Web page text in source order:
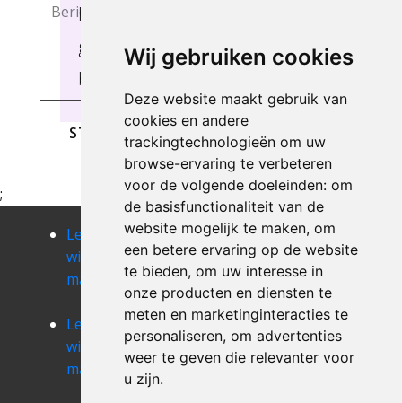
Wij gebruiken cookies
Deze website maakt gebruik van
cookies en andere
trackingtechnologieën om uw
browse-ervaring te verbeteren
voor de volgende doeleinden: om
de basisfunctionaliteit van de
website mogelijk te maken, om
een betere ervaring op de website
te bieden, om uw interesse in
onze producten en diensten te
meten en marketinginteracties te
personaliseren, om advertenties
weer te geven die relevanter voor
u zijn.
luisteren en u de meest
geschikte ondersteuning te
bieden, Bellingen.
STUREN
;
Leegmaken
winkel of
magazij berg
Leegmaken
winkel of
magazij
bertem
Leegmaken
winkel of
magazij
betekom
Leegmaken
winkel of
magazij bever
Leegmaken
winkel of
magazij
Leegmaken
winkel of
magazij